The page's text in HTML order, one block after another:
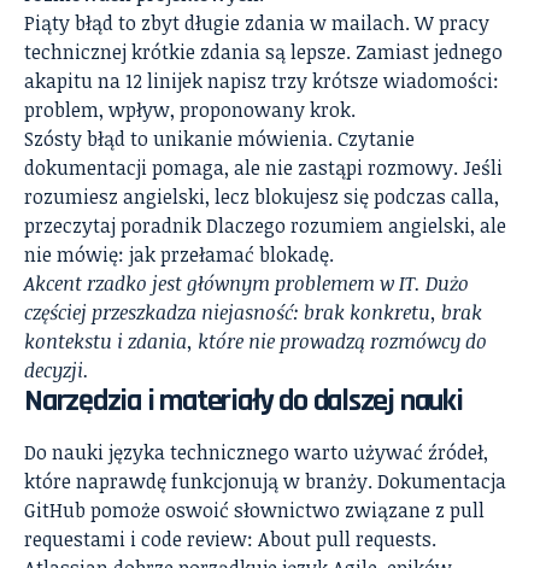
Piąty błąd to zbyt długie zdania w mailach. W pracy
technicznej krótkie zdania są lepsze. Zamiast jednego
akapitu na 12 linijek napisz trzy krótsze wiadomości:
problem, wpływ, proponowany krok.
Szósty błąd to unikanie mówienia. Czytanie
dokumentacji pomaga, ale nie zastąpi rozmowy. Jeśli
rozumiesz angielski, lecz blokujesz się podczas calla,
przeczytaj poradnikDlaczego rozumiem angielski, ale
nie mówię: jak przełamać blokadę.
Akcent rzadko jest głównym problemem w IT. Dużo
częściej przeszkadza niejasność: brak konkretu, brak
kontekstu i zdania, które nie prowadzą rozmówcy do
decyzji.
Narzędzia i materiały do dalszej nauki
Do nauki języka technicznego warto używać źródeł,
które naprawdę funkcjonują w branży. Dokumentacja
GitHub pomoże oswoić słownictwo związane z pull
requestami i code review: About pull requests.